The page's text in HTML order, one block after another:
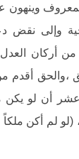
وينهون
وإلى نقض
من أركان
،والحق أقدم
أن لو يكن
(لو لم أكن